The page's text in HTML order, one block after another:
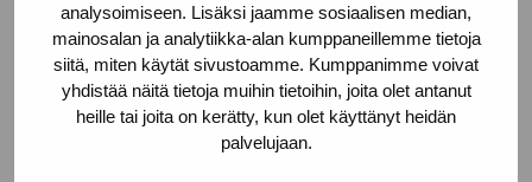
analysoimiseen. Lisäksi jaamme sosiaalisen median,
mainosalan ja analytiikka-alan kumppaneillemme tietoja
siitä, miten käytät sivustoamme. Kumppanimme voivat
yhdistää näitä tietoja muihin tietoihin, joita olet antanut
heille tai joita on kerätty, kun olet käyttänyt heidän
palvelujaan.